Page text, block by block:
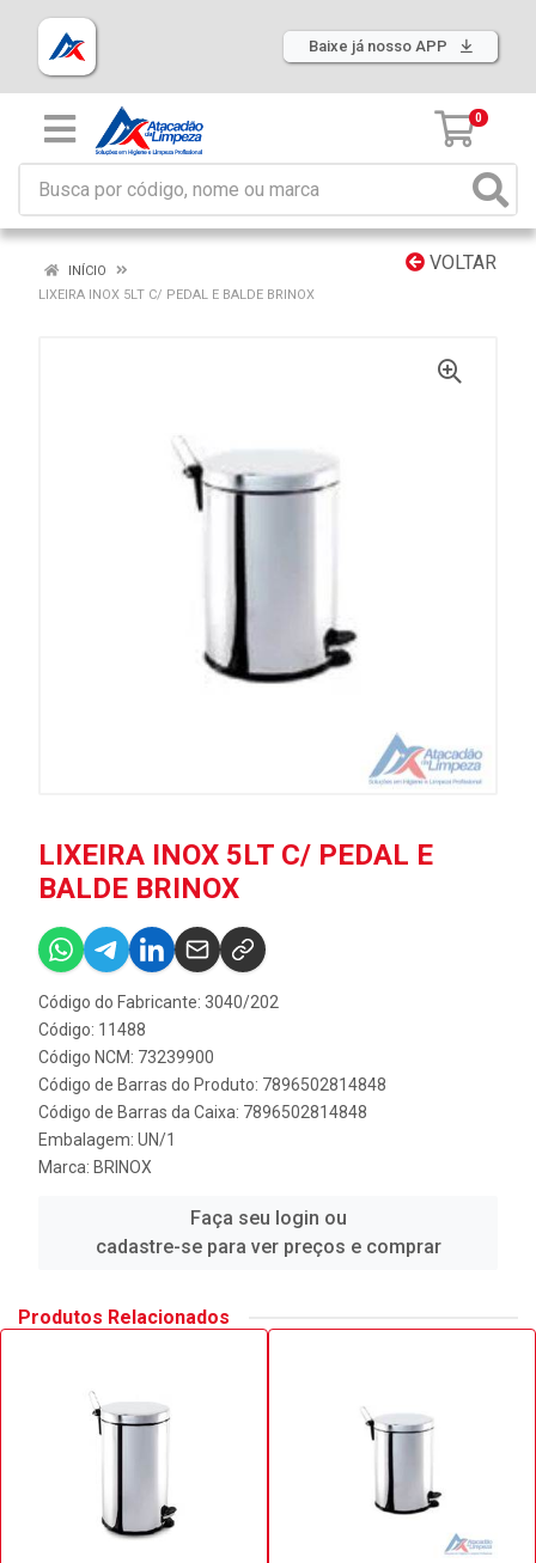
Baixe já nosso APP
0
VOLTAR
INÍCIO
LIXEIRA INOX 5LT C/ PEDAL E BALDE BRINOX
LIXEIRA INOX 5LT C/ PEDAL E
BALDE BRINOX
Código do Fabricante: 3040/202
Código: 11488
Código NCM: 73239900
Código de Barras do Produto: 7896502814848
Código de Barras da Caixa: 7896502814848
Embalagem: UN/1
Marca: BRINOX
Faça seu login ou
cadastre-se para ver preços e comprar
Produtos Relacionados